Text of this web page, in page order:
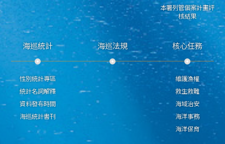
本署列管個案計畫評
核結果
海巡統計
性別統計專區
統計名詞解釋
資料發布時間
海巡統計書刊
海巡法規 核心任務
維護漁權
救生救難
海域治安
海洋事務
海洋保育